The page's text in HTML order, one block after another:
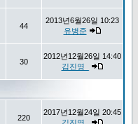
44
2013년6월26일 10:23
유병준
30
2012년12월26일 14:40
김진영_
220
2017년12월24일 20:45